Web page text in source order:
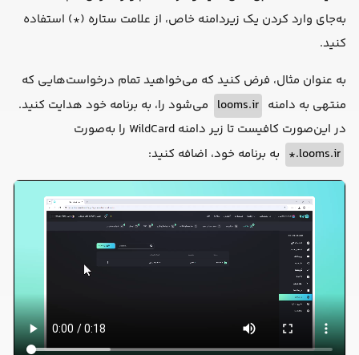
به‌جای وارد کردن یک زیردامنه خاص، از علامت ستاره (*) استفاده
کنید.
به عنوان مثال، فرض کنید که می‌خواهید تمام درخواست‌هایی که
منتهی به دامنه looms.ir می‌شود را، به برنامه خود هدایت کنید.
در این‌صورت کافیست تا زیر دامنه WildCard را به‌صورت
looms.ir.*
به برنامه خود، اضافه کنید: